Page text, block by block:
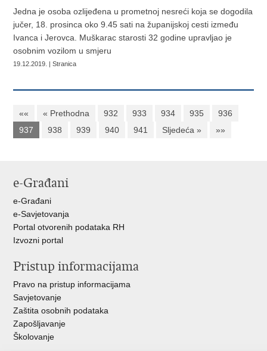
Jedna je osoba ozlijeđena u prometnoj nesreći koja se dogodila
jučer, 18. prosinca oko 9.45 sati na županijskoj cesti između
Ivanca i Jerovca. Muškarac starosti 32 godine upravljao je
osobnim vozilom u smjeru
19.12.2019. | Stranica
«« « Prethodna 932 933 934 935
936
937
938 939 940 941 Sljedeća » »»
e-Građani
e-Građani
e-Savjetovanja
Portal otvorenih podataka RH
Izvozni portal
Pristup informacijama
Pravo na pristup informacijama
Savjetovanje
Zaštita osobnih podataka
Zapošljavanje
Školovanje